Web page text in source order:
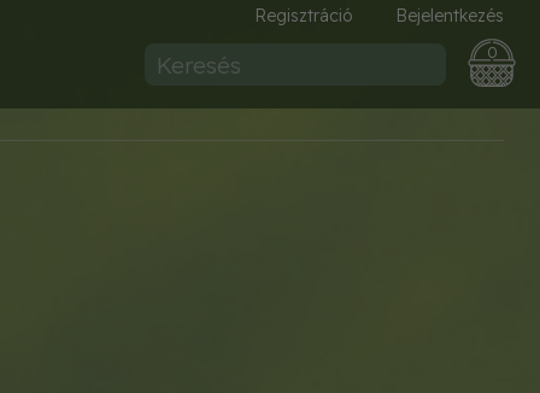
Regisztráció Bejelentkezés
0